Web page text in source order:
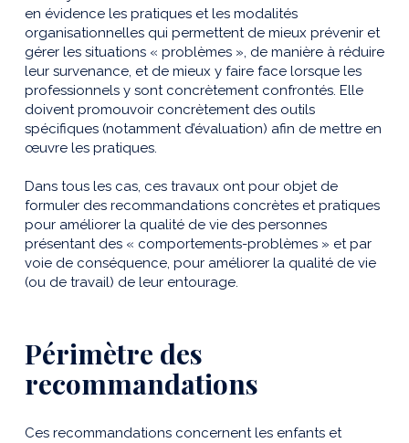
en évidence les pratiques et les modalités
organisationnelles qui permettent de mieux prévenir et
gérer les situations « problèmes », de manière à réduire
leur survenance, et de mieux y faire face lorsque les
professionnels y sont concrètement confrontés. Elle
doivent promouvoir concrètement des outils
spécifiques (notamment d’évaluation) afin de mettre en
œuvre les pratiques.
Dans tous les cas, ces travaux ont pour objet de
formuler des recommandations concrètes et pratiques
pour améliorer la qualité de vie des personnes
présentant des « comportements-problèmes » et par
voie de conséquence, pour améliorer la qualité de vie
(ou de travail) de leur entourage.
Périmètre des
recommandations
Ces recommandations concernent les enfants et